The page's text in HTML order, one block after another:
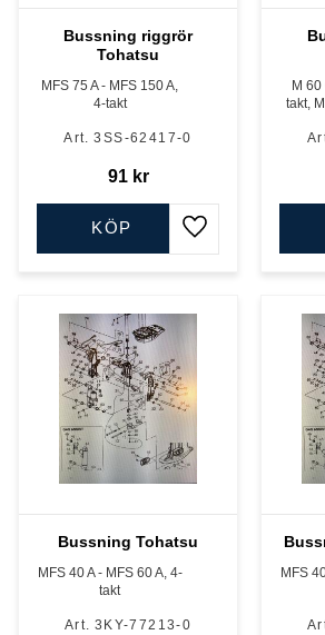
Bussning riggrör
Tohatsu
MFS 75 A - MFS 150 A,
4-takt
3SS-62417-0
91kr
Lägg till i favoriter
KÖP
M
takt,
Bussning Tohatsu
MFS 40 A - MFS 60 A, 4-
takt
3KY-77213-0
MFS